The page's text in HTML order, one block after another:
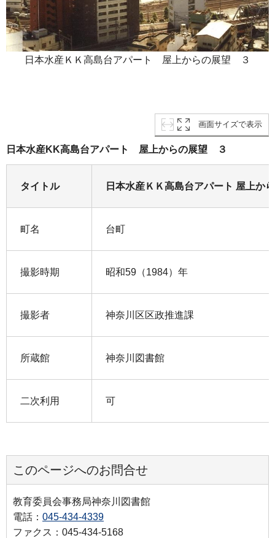
日本水産ＫＫ高島台アパート 屋上からの展望 ３
画面サイズで表示
日本水産KK高島台アパート 屋上からの展望 ３
タイトル 日本水産ＫＫ高島台アパート 屋上か
町名 台町
撮影時期 昭和59（1984）年
撮影者 神奈川区区政推進課
所蔵館 神奈川図書館
二次利用 可
このページへのお問合せ
教育委員会事務局神奈川図書館
電話： 045-434-4339
ファクス：045-434-5168